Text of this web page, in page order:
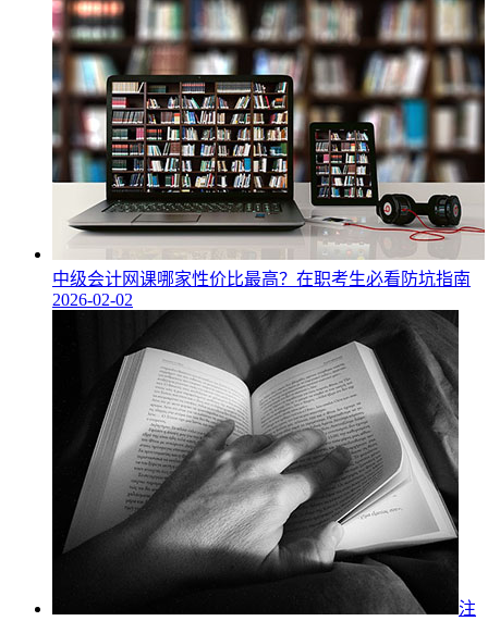
中级会计网课哪家性价比最高？在职考生必看防坑指南
2026-02-02
注